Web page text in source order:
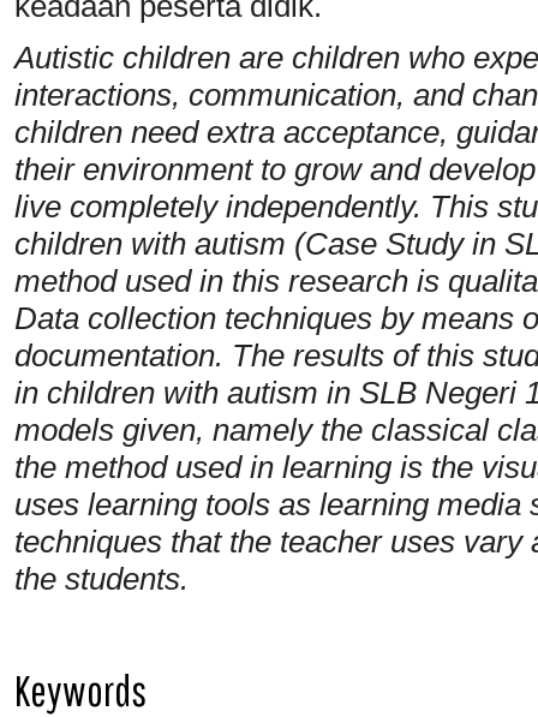
Autistic children are children who
interactions, communication, and
children need extra acceptance,
their environment to grow and
live completely independently. This
children with autism (Case Study in
method used in this research is
Data collection techniques by means
documentation. The results of this
in children with autism in SLB Negeri
models given, namely the classical
the method used in learning is the
uses learning tools as learning
techniques that the teacher uses
the students.
Keywords